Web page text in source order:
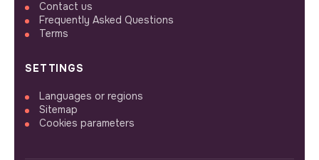
Contact us
Frequently Asked Questions
Terms
SETTINGS
Languages or regions
Sitemap
Cookies parameters